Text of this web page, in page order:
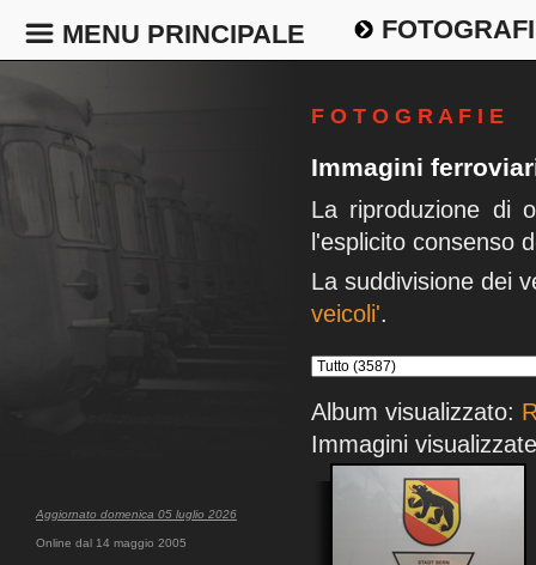
MENU PRINCIPALE
Aggiornato domenica 05 luglio 2026
Online dal 14 maggio 2005
F O T O G R A F I E
Immagini
La riproduzione di
l'esplicito consenso
La suddivisione dei
veicoli'.
Album visualizzato:
Immagini